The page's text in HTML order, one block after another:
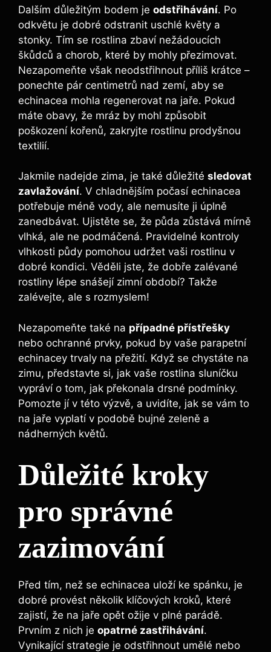
Dalším důležitým ⁤bodem je⁤ odstřihávání. Po
odkvětu ​je dobré odstranit uschlé⁤ květy a
stonky. Tím‍ se rostlina zbaví ‌nežádoucích
škůdců a chorob, které​ by mohly přezimovat.
Nezapomeňte však neodstřihnout příliš krátce –
ponechte pár ​centimetrů ‍nad zemí, aby se​
echinacea mohla regenerovat⁢ na ⁢jaře.‌ Pokud
‌máte obavy, že mráz by‍ mohl‌ způsobit⁣
poškození kořenů, zakryjte rostlinu ⁢prodyšnou
textilií.
Jakmile nadejde ​zima, je také‌ důležité‌ sledovat
zavlažování. V chladnějším počasí ⁤echinacea
potřebuje méně vody, ale nemusíte ji úplně
zanedbávat. Ujistěte‌ se,⁢ že půda zůstává mírně
vlhká, ale ne⁣ podmáčená. Pravidelné ​kontroly
‍vlhkosti půdy pomohou udržet vaši rostlinu v
‌dobré⁢ kondici. Věděli jste,‍ že dobře zalévané
‍rostliny lépe ⁢snášejí zimní ⁢období? Takže
zalévejte, ale s rozmyslem!
Nezapomeňte ‍také‌ na případné⁤ přístřešky
nebo ochranné prvky,⁢ pokud by ‍vaše parapetní
echinacey trvaly na přežití. Když se chystáte na
zimu, představte⁤ si, ⁢jak vaše rostlina sluníčku
vypráví o tom, jak překonala drsné podmínky.
Pomozte jí v této výzvě, a uvidíte, jak se ​vám to
na‌ jaře vyplatí⁣ v podobě bujné ‍zeleně a
⁣nádherných květů.
Důležité kroky
pro správné
zazimování
Před tím, než se echinacea uloží ⁢ke spánku, je
dobré provést několik ‍klíčových kroků, které
zajistí, že na⁢ jaře opět ožije v plné parádě. ​
Prvním z nich je opatrné ‌zastřihávání.
Vynikající ⁤strategie je odstřihnout⁣ umělé⁣ nebo